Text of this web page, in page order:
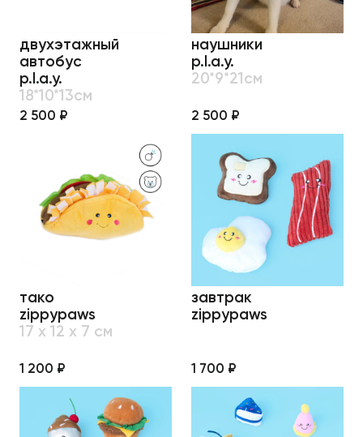
двухэтажный
автобус
p.l.a.y.
18*10*13см
2 500 ₽
наушники
p.l.a.y.
20*9*21см
2 500 ₽
тако
zippypaws
17 x 12 x 7 см
1 200 ₽
завтрак
zippypaws
1 700 ₽